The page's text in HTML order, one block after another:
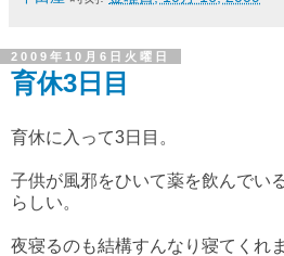
2009年10月6日火曜日
育休3日目
育休に入って3日目。
子供が風邪をひいて薬を飲んでい
らしい。
夜寝るのも結構すんなり寝てくれま